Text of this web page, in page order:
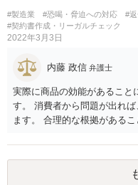
要です。
の場合が多いとは思いますが
わせください。 ③また、AＤ
日手数料や成立手数料がかか
すが、一般ADRでは期日手
定までは存じ上げないので、
#製造業 #恐喝・脅迫への対応 #
#契約書作成・リーガルチェック
2022年3月3日
内藤 政信 弁護士
実際に商品の効能があること
す。 消費者から問題が出れ
ます。 合理的な根拠がある
者庁が公開している課徴金決